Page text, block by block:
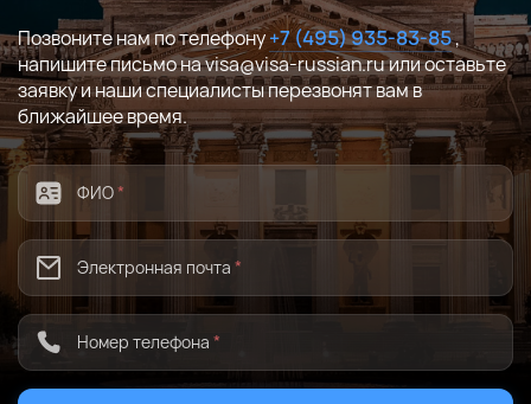
Позвоните нам по телефону+7 (495) 935-83-85,
напишите письмо на visa@visa-russian.ru или оставьте
заявку и наши специалисты перезвонят вам в
ближайшее время.
ФИО*
Электронная почта *
Номер телефона *